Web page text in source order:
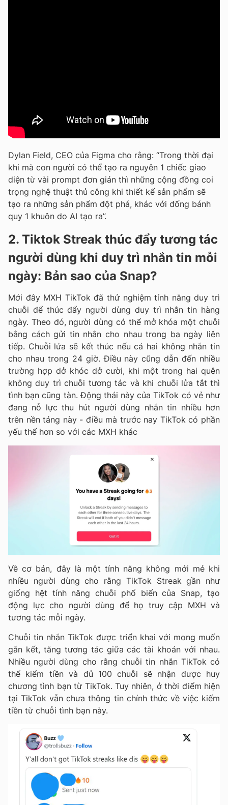
Dylan Field, CEO của Figma cho rằng: “Trong thời đại
khi mà con người có thể tạo ra nguyên 1 chiếc giao
diện từ vài prompt đơn giản thì những cộng đồng coi
trọng nghệ thuật thủ công khi thiết kế sản phẩm sẽ
tạo ra những sản phẩm đột phá, khác với đống bánh
quy 1 khuôn do AI tạo ra”.
2. Tiktok Streak thúc đẩy tương tác
người dùng khi duy trì nhắn tin mỗi
ngày: Bản sao của Snap?
Mới đây MXH TikTok đã thử nghiệm tính năng duy trì
chuỗi để thúc đẩy người dùng duy trì nhắn tin hàng
ngày. Theo đó, người dùng có thể mở khóa một chuỗi
bằng cách gửi tin nhắn cho nhau trong ba ngày liên
tiếp. Chuỗi lửa sẽ kết thúc nếu cả hai không nhắn tin
cho nhau trong 24 giờ. Điều này cũng dẫn đến nhiều
trường hợp dở khóc dở cười, khi một trong hai quên
không duy trì chuỗi tương tác và khi chuỗi lửa tắt thì
tình bạn cũng tàn. Động thái này của TikTok có vẻ như
đang nỗ lực thu hút người dùng nhắn tin nhiều hơn
trên nền tảng này - điều mà trước nay TikTok có phần
yếu thế hơn so với các MXH khác
Về cơ bản, đây là một tính năng không mới mẻ khi
nhiều người dùng cho rằng TikTok Streak gần như
giống hệt tính năng chuỗi phổ biến của Snap, tạo
động lực cho người dùng để họ truy cập MXH và
tương tác mỗi ngày.
Chuỗi tin nhắn TikTok được triển khai với mong muốn
gắn kết, tăng tương tác giữa các tài khoản với nhau.
Nhiều người dùng cho rằng chuỗi tin nhắn TikTok có
thể kiểm tiền và đủ 100 chuỗi sẽ nhận được huy
chương tình bạn từ TikTok. Tuy nhiên, ở thời điểm hiện
tại TikTok vẫn chưa thông tin chính thức về việc kiếm
tiền từ chuỗi tình bạn này.